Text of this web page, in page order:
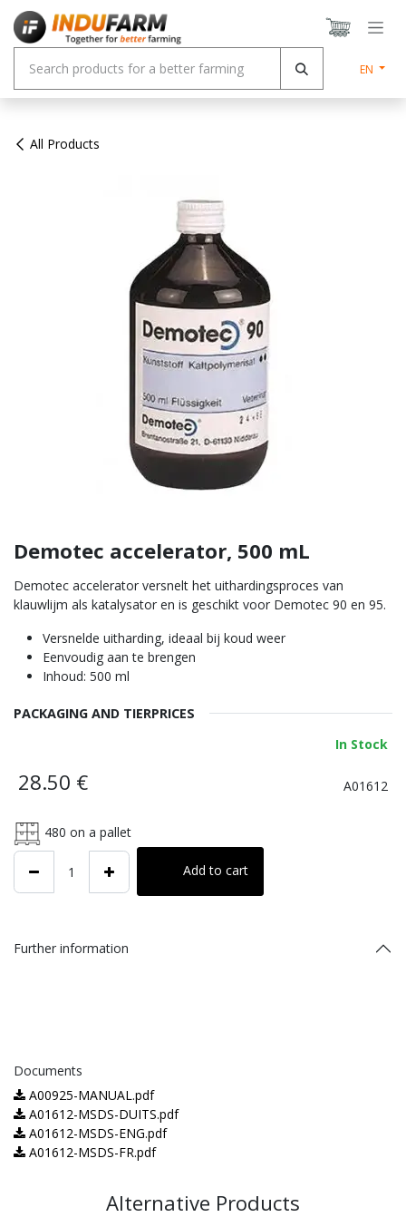
Skip to Content
EN
All Products
Demotec accelerator, 500 mL
Demotec accelerator versnelt het uithardingsproces van
klauwlijm als katalysator en is geschikt voor Demotec 90 en 95.
Versnelde uitharding, ideaal bij koud weer
Eenvoudig aan te brengen
Inhoud: 500 ml
PACKAGING AND TIERPRICES
In Stock
28.50 € A01612
480 on a pallet
Add to cart
Further information
Documents
A00925-MANUAL.pdf
A01612-MSDS-DUITS.pdf
A01612-MSDS-ENG.pdf
A01612-MSDS-FR.pdf
Alternative Products